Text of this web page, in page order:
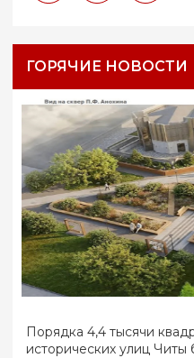
ГОРЯЧИЕ НОВОСТИ
Порядка 4,4 тысячи
исторических улиц Читы